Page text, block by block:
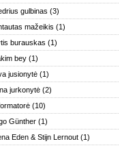
gulbinas (3)
mažeikis (1)
burauskas (1)
bey (1)
jusionytė (1)
jurkonytė (2)
(10)
Günther (1)
Eden & Stijn Lernout (1)